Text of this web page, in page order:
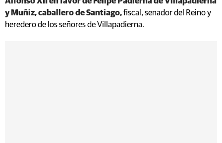
y Muñiz, caballero de Santiago,fiscal, senador del Reino y
heredero de los señores de Villapadierna.